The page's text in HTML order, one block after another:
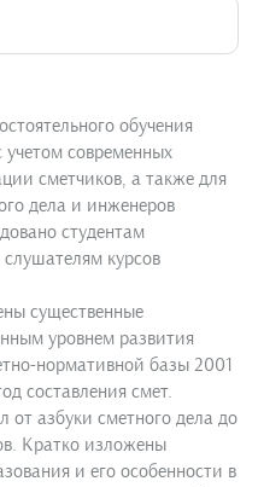
обучения
учетом современных
сметчиков, а также для
дела и инженеров
студентам
курсов
существенные
уровнем развития
нормативной базы 2001
составления смет.
от азбуки сметного дела до
Кратко изложены
и его особенности в